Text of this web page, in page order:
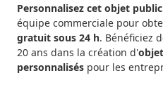
Personnalisez cet objet
équipe commerciale pour
gratuit sous 24 h. Bénéficiez
20 ans dans la création d'
personnalisés pour les